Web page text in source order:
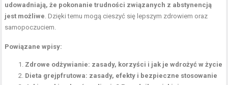
udowadniają, że pokonanie trudności związanych z abstynencją
jest możliwe . Dzięki temu mogą cieszyć się lepszym zdrowiem oraz
samopoczuciem.
Powiązane wpisy:
Zdrowe odżywianie: zasady, korzyści i jak je wdrożyć w życie
Dieta grejpfrutowa: zasady, efekty i bezpieczne stosowanie